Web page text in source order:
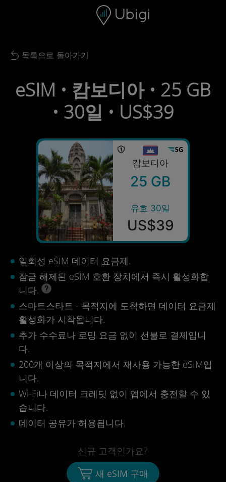
내비게이션 바 하단
Back to list
목록으로 돌아가기
eSIM • 캄보디아 • 25 GB
• 30일 • US$39
캄보디아
25 GB
유효 30일
US$39
일회성 eSIM 데이터 요금제.
잠금 해제된 eSIM 호환 장치에서 즉시 활성화합
니다.
스마트스타트 - 목적지에 도착하면 데이터 요금제
활성화가 시작됩니다.
추가 수수료나 로밍 요금 없이 선불로 결제입니
다.
200개 이상의 목적지에서 재사용 가능한 eSIM입
니다.
Wi-Fi나 데이터 크레딧 없이 앱에서 충전할 수 있
습니다.
데이터 공유가 허용됩니다.
신규 고객인가요?
새 eSIM 구매